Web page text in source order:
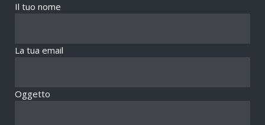
Il tuo nome
La tua email
Oggetto